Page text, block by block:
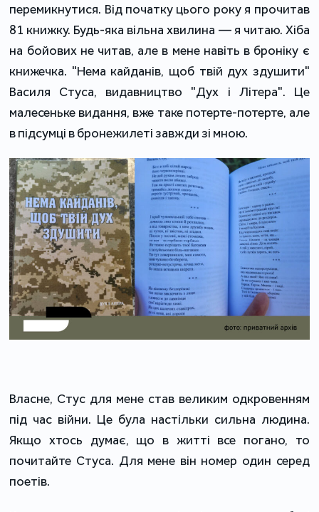
перемикнутися. Від початку цього року я прочитав
81 книжку. Будь-яка вільна хвилина — я читаю. Хіба
на бойових не читав, але в мене навіть в броніку є
книжечка. "Нема кайданів, щоб твій дух здушити"
Василя Стуса, видавництво "Дух і Літера". Це
малесеньке видання, вже таке потерте-потерте, але
в підсумці в бронежилеті завжди зі мною.
Власне, Стус для мене став великим одкровенням
під час війни. Це була настільки сильна людина.
Якщо хтось думає, що в житті все погано, то
почитайте Стуса. Для мене він номер один серед
поетів.